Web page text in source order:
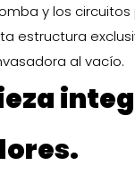
y los
estructura
al vacío.